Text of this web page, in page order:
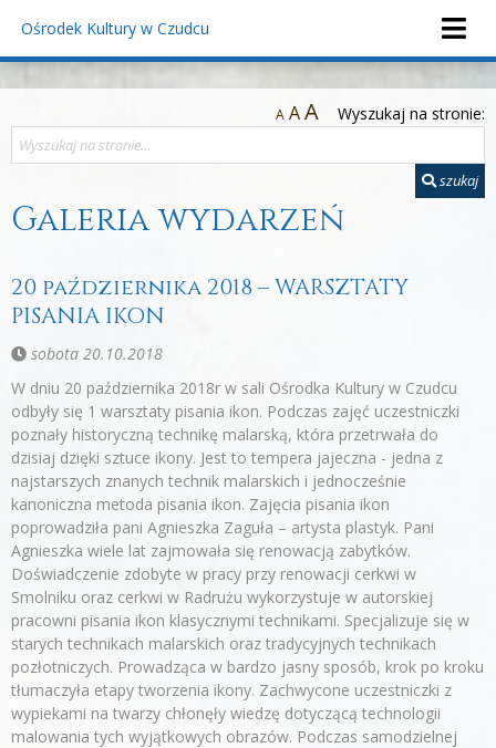
Ośrodek Kultury w Czudcu
A AA Wyszukaj na stronie:
szukaj
Galeria wydarzeń
20 października 2018 – WARSZTATY
PISANIA IKON
sobota 20.10.2018
W dniu 20 października 2018r w sali Ośrodka Kultury w Czudcu
odbyły się 1 warsztaty pisania ikon. Podczas zajęć uczestniczki
poznały historyczną technikę malarską, która przetrwała do
dzisiaj dzięki sztuce ikony. Jest to tempera jajeczna - jedna z
najstarszych znanych technik malarskich i jednocześnie
kanoniczna metoda pisania ikon. Zajęcia pisania ikon
poprowadziła pani Agnieszka Zaguła – artysta plastyk. Pani
Agnieszka wiele lat zajmowała się renowacją zabytków.
Doświadczenie zdobyte w pracy przy renowacji cerkwi w
Smolniku oraz cerkwi w Radrużu wykorzystuje w autorskiej
pracowni pisania ikon klasycznymi technikami. Specjalizuje się w
starych technikach malarskich oraz tradycyjnych technikach
pozłotniczych. Prowadząca w bardzo jasny sposób, krok po kroku
tłumaczyła etapy tworzenia ikony. Zachwycone uczestniczki z
wypiekami na twarzy chłonęły wiedzę dotyczącą technologii
malowania tych wyjątkowych obrazów. Podczas samodzielnej